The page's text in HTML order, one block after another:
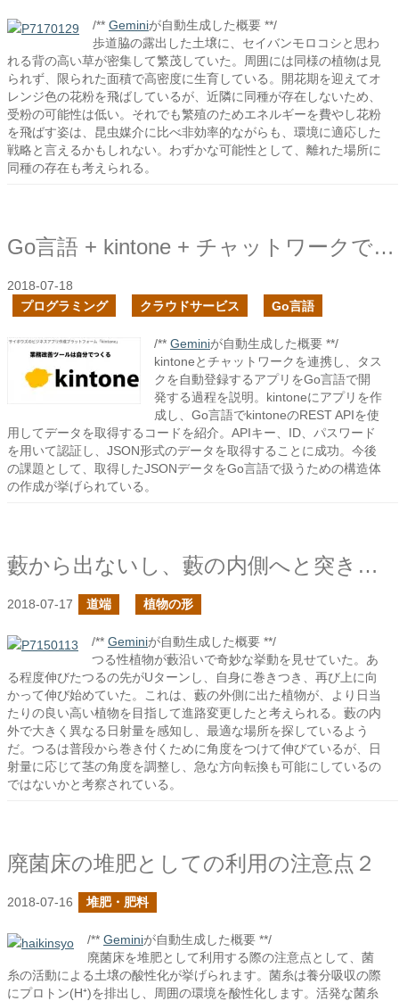
/** Geminiが自動生成した概要 **/
歩道脇の露出した土壌に、セイバンモロコシと思わ
れる背の高い草が密集して繁茂していた。周囲には同様の植物は見
られず、限られた面積で高密度に生育している。開花期を迎えてオ
レンジ色の花粉を飛ばしているが、近隣に同種が存在しないため、
受粉の可能性は低い。それでも繁殖のためエネルギーを費やし花粉
を飛ばす姿は、昆虫媒介に比べ非効率的ながらも、環境に適応した
戦略と言えるかもしれない。わずかな可能性として、離れた場所に
同種の存在も考えられる。
Go言語 + kintone + チャットワークでタスクの自動登録アプリを作ってみる１
2018-07-18
プログラミング
クラウドサービス Go言語
/** Geminiが自動生成した概要 **/
kintoneとチャットワークを連携し、タス
クを自動登録するアプリをGo言語で開
発する過程を説明。kintoneにアプリを作
成し、Go言語でkintoneのREST APIを使
用してデータを取得するコードを紹介。APIキー、ID、パスワード
を用いて認証し、JSON形式のデータを取得することに成功。今後
の課題として、取得したJSONデータをGo言語で扱うための構造体
の作成が挙げられている。
藪から出ないし、藪の内側へと突き進まない
2018-07-17 道端 植物の形
/** Geminiが自動生成した概要 **/
つる性植物が藪沿いで奇妙な挙動を見せていた。あ
る程度伸びたつるの先がUターンし、自身に巻きつき、再び上に向
かって伸び始めていた。これは、藪の外側に出た植物が、より日当
たりの良い高い植物を目指して進路変更したと考えられる。藪の内
外で大きく異なる日射量を感知し、最適な場所を探しているよう
だ。つるは普段から巻き付くために角度をつけて伸びているが、日
射量に応じて茎の角度を調整し、急な方向転換も可能にしているの
ではないかと考察されている。
廃菌床の堆肥としての利用の注意点２
2018-07-16 堆肥・肥料
/** Geminiが自動生成した概要 **/
廃菌床を堆肥として利用する際の注意点として、菌
糸の活動による土壌の酸性化が挙げられます。菌糸は養分吸収の際
にプロトン(H⁺)を排出し、周囲の環境を酸性化します。活発な菌糸